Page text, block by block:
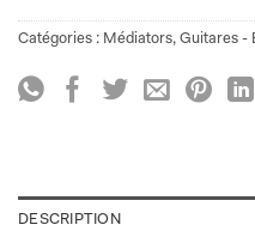
Catégories : Médiators, Guitares -
DESCRIPTION